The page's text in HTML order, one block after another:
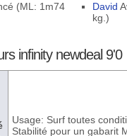
(ML: 1m74
David
kg.)
infinity newdeal 9'0
Usage: Surf toutes
Stabilité pour un gabarit